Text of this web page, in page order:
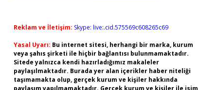
Reklam ve İletişim: Skype: live:.cid.575569c608265c69
Yasal Uyarı: Bu internet sitesi, herhangi bir marka, kurum
veya şahıs şirketi ile hiçbir bağlantısı bulunmamaktadır.
Sitede yalnızca kendi hazırladığımız makaleler
paylaşılmaktadır. Burada yer alan içerikler haber niteliği
taşımamakta olup, gerçek kurum ve kişiler hakkında
paylaşım yapılmamaktadır. Gerçek kurum ve kişiler ile isim